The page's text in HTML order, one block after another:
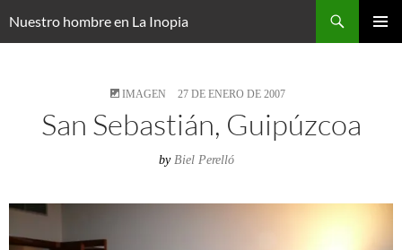
Nuestro hombre en La Inopia
IMAGEN 27 DE ENERO DE 2007
San Sebastián, Guipúzcoa
by Biel Perelló